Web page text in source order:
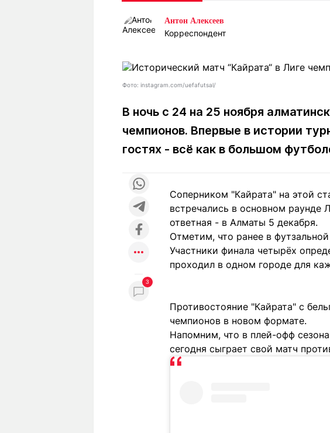
Погода
Рейтинги
Гороскопы
О проекте Контакты
Редакция
+7 (777) 001 44 99 +7 (700) 3
Антон Алексеев
Корреспондент
Фото: instagram.com/uefafutsal/
В ночь с 24 на 25 ноября
чемпионов. Впервые в истории
гостях - всё как в большом
3
Соперником "Кайрата" на этой
встречались в основном раунде
ответная - в Алматы 5 декабря.
Отметим, что ранее в
Участники финала четырёх
проходил в одном городе для
Противостояние "Кайрата" с
чемпионов в новом формате.
Напомним, что в плей-офф
сегодня сыграет свой матч